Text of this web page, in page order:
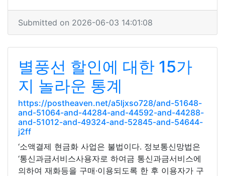
Submitted on 2026-06-03 14:01:08
별풍선 할인에 대한 15가
지 놀라운 통계
https://postheaven.net/a5ljxso728/and-51648-
and-51064-and-44284-and-44592-and-44288-
and-51012-and-49324-and-52845-and-54644-
j2ff
‘소액결제 현금화 사업은 불법이다. 정보통신망법은
‘통신과금서비스사용자로 하여금 통신과금서비스에
의하여 재화등을 구매·이용되도록 한 후 이용자가 구